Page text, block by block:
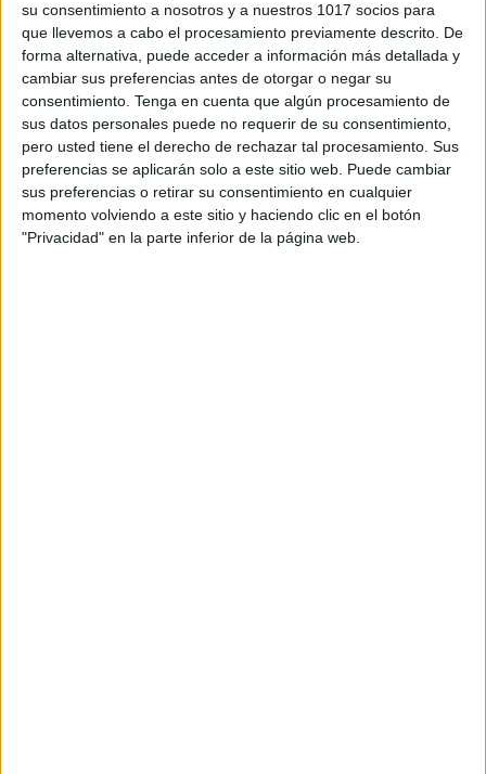
su consentimiento a nosotros y a nuestros 1017 socios para
que llevemos a cabo el procesamiento previamente descrito. De
forma alternativa, puede acceder a información más detallada y
cambiar sus preferencias antes de otorgar o negar su
consentimiento. Tenga en cuenta que algún procesamiento de
sus datos personales puede no requerir de su consentimiento,
pero usted tiene el derecho de rechazar tal procesamiento. Sus
preferencias se aplicarán solo a este sitio web. Puede cambiar
sus preferencias o retirar su consentimiento en cualquier
momento volviendo a este sitio y haciendo clic en el botón
"Privacidad" en la parte inferior de la página web.